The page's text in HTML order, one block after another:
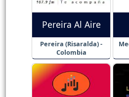
Pereira Al Aire
Pereira (Risaralda) -
Colombia